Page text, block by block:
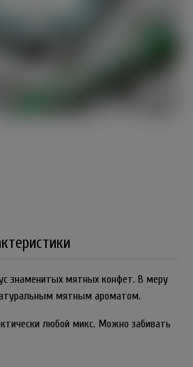
знаменитых мятных конфет. В меру
мятным ароматом.
любой микс. Можно забивать